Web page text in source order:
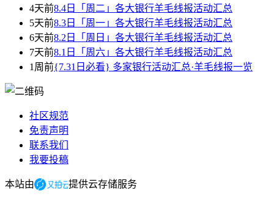
4天前8.4日「周二」各大银行羊毛线报活动汇总
5天前8.3日「周一」各大银行羊毛线报活动汇总
6天前8.2日「周日」各大银行羊毛线报活动汇总
7天前8.1日「周六」各大银行羊毛线报活动汇总
1周前{7.31日必看} 多家银行活动汇总·羊毛线报一览
社区规范
免责声明
联系我们
我要投稿
本站由 提供云存储服务